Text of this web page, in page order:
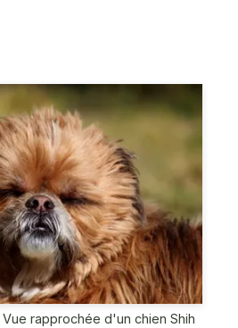
Vue rapprochée d'un chien Shih